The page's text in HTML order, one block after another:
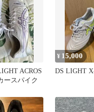
ACROS
ースパイク
¥ 15,000
DS LIGHT